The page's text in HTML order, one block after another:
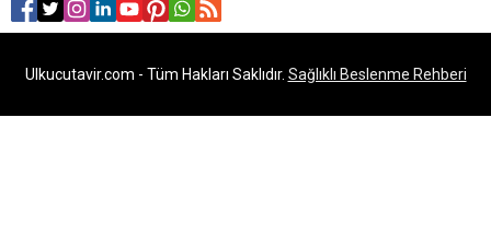
Ulkucutavir.com - Tüm Hakları Saklıdır. Sağlıklı Beslenme Rehberi